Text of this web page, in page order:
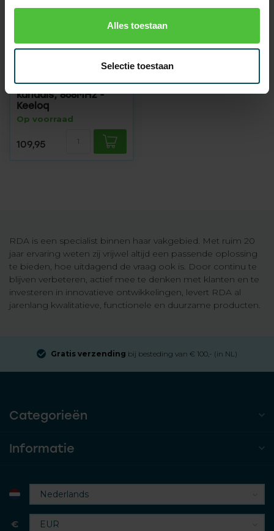
Alles toestaan
Selectie toestaan
Ontvanger MICRO, 2-
kanaals, 868MHz -
Keeloq
Op voorraad
109,95
RDA is een specialist binnen haar vakgebied. Met ruim 20
jaar ervaring weten zij vrijwel altijd een passende oplossing
te bieden, hoe uitdagend de vraag ook is. Door continu te
blijven verbeteren, actief mee te denken met klanten en te
investeren in innovatieve ontwikkelingen, levert RDA al
jarenlang kwalitatieve, functionele en duurzame producten.
Gratis verzending bij besteding van € 100,- (in NL)
Categorieën
Informatie
€